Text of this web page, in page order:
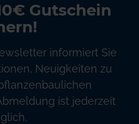
Gutschein
informiert Sie
Neuigkeiten zu
ist jederzeit